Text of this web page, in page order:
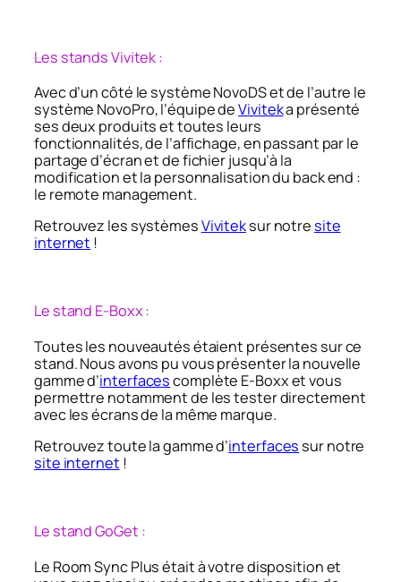
Les stands Vivitek :
Avec d’un côté le système NovoDS et de l’autre le
système NovoPro, l’équipe deViviteka présenté
ses deux produits et toutes leurs
fonctionnalités, de l’affichage, en passant par le
partage d’écran et de fichier jusqu’à la
modification et la personnalisation du back end :
le remote management.
Retrouvez les systèmesViviteksur notre site
internet !
Le stand E-Boxx :
Toutes les nouveautés étaient présentes sur ce
stand. Nous avons pu vous présenter la nouvelle
gamme d’interfacescomplète E-Boxx et vous
permettre notamment de les tester directement
avec les écrans de la même marque.
Retrouvez toute la gamme d’interfaces sur notre
site internet !
Le stand GoGet :
Le Room Sync Plus était à votre disposition et